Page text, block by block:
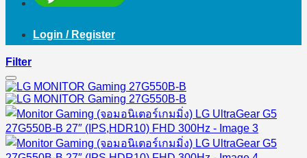
Login / Register
Filter